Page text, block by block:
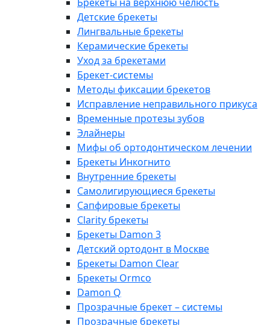
Брекеты на верхнюю челюсть
Детские брекеты
Лингвальные брекеты
Керамические брекеты
Уход за брекетами
Брекет-системы
Методы фиксации брекетов
Исправление неправильного прикуса
Временные протезы зубов
Элайнеры
Мифы об ортодонтическом лечении
Брекеты Инкогнито
Внутренние брекеты
Cамолигирующиеся брекеты
Сапфировые брекеты
Clarity брекеты
Брекеты Damon 3
Детский ортодонт в Москве
Брекеты Damon Clear
Брекеты Ormco
Damon Q
Прозрачные брекет – системы
Прозрачные брекеты